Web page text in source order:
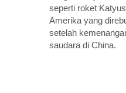
seperti roket
Amerika yang
setelah
saudara di China.